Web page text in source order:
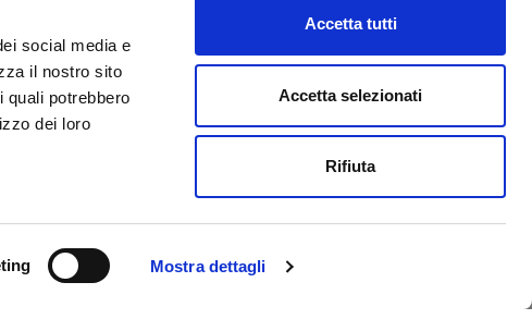
social media e
il nostro sito
quali potrebbero
dei loro
Mostra dettagli
Accetta tutti
Accetta selezionati
Rifiuta
Iscriviti alla nostra newsletter
Rimani aggiornato sulle novità e promozioni